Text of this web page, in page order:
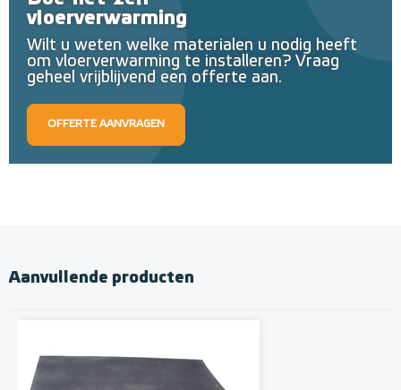
vloerverwarming
Wilt u weten welke materialen u nodig heeft
om vloerverwarming te installeren? Vraag
geheel vrijblijvend een offerte aan.
OFFERTE AANVRAGEN
Aanvullende producten